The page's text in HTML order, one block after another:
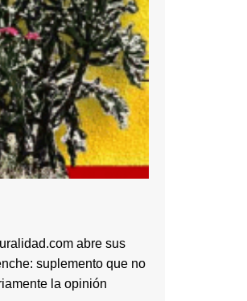
abre sus
suplemento que no
la opinión